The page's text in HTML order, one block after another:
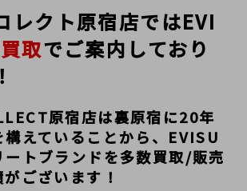
レクト原宿店ではEVI
取でご案内しており
原宿店は裏原宿に20年
えていることから、EVISU
ートブランドを多数買取/販売
ございます！